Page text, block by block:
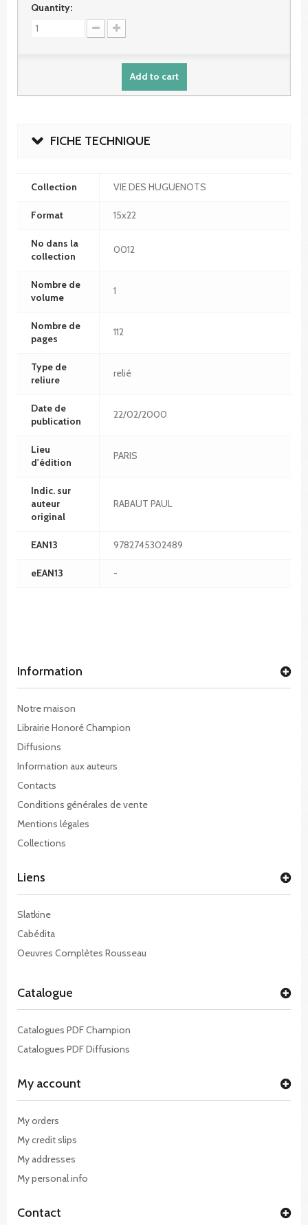
Quantity:
Add to cart
FICHE TECHNIQUE
Collection VIE DES HUGUENOTS
Format 15x22
No dans la
collection
0012
Nombre de
volume
1
Nombre de
pages
112
Type de
reliure
relié
Date de
publication
22/02/2000
Lieu
d'édition
PARIS
Indic. sur
auteur
original
RABAUT PAUL
EAN13 9782745302489
eEAN13 -
Information
Notre maison
Librairie Honoré Champion
Diffusions
Information aux auteurs
Contacts
Conditions générales de vente
Mentions légales
Collections
Liens
Slatkine
Cabédita
Oeuvres Complètes Rousseau
Catalogue
Catalogues PDF Champion
Catalogues PDF Diffusions
My account
My orders
My credit slips
My addresses
My personal info
Contact